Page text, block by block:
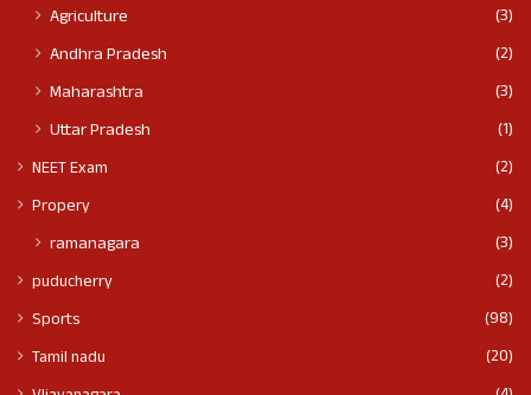
Agriculture
(3)
Andhra Pradesh
(2)
Maharashtra
(3)
Uttar Pradesh
(1)
NEET Exam
(2)
Propery
(4)
ramanagara (3)
puducherry
(2)
Sports
(98)
Tamil nadu
(20)